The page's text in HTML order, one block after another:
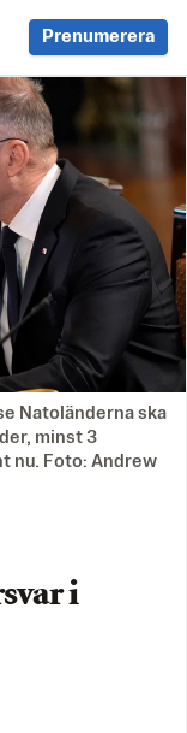
Prenumerera
Natoländerna ska
minst 3
nu. Foto: Andrew
i